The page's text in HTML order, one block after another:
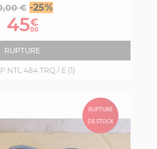
€ -25%Prix
45€
00
RUPTURE
NTL 484 TRQ / E (1)
RUPTURE
DE STOCK